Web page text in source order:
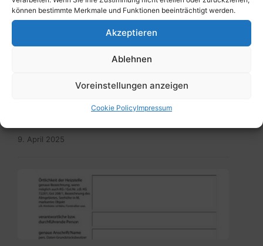
können bestimmte Merkmale und Funktionen beeinträchtigt werden.
Akzeptieren
Ablehnen
Voreinstellungen anzeigen
Cookie PolicyImpressum
BürgerInneninformation – Gemeinsam
gegen die Ausbreitung der Maul- und
9. April 2025
Meldung_Heizstelle_Brauchtumsfeuer.pdf